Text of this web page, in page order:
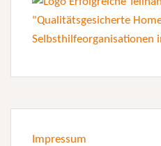
Impressum